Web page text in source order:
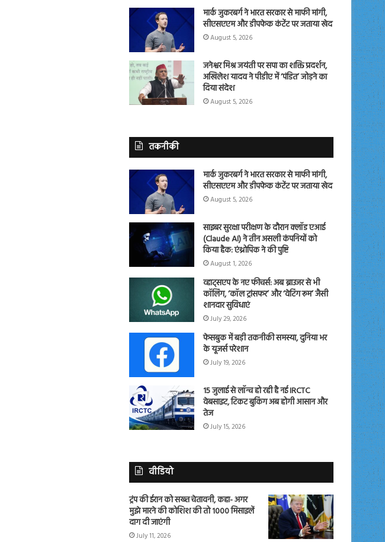
मार्क जुकरबर्ग ने भारत सरकार से माफी मांगी,
सीएसएएम और डीपफेक कंटेंट पर जताया खेद
August 5, 2026
जनेश्वर मिश्र जयंती पर सपा का शक्ति प्रदर्शन,
अखिलेश यादव ने पीडीए में ‘पंडित’ जोड़ने का
दिया संदेश
August 5, 2026
तकनीकी
मार्क जुकरबर्ग ने भारत सरकार से माफी मांगी,
सीएसएएम और डीपफेक कंटेंट पर जताया खेद
August 5, 2026
साइबर सुरक्षा परीक्षण के दौरान क्लॉड एआई
(Claude AI) ने तीन असली कंपनियों को
किया हैक: एंथ्रोपिक ने की पुष्टि
August 1, 2026
व्हाट्सएप के नए फीचर्स: अब ब्राउजर से भी
कॉलिंग, ‘कॉल ट्रांसफर’ और ‘वेटिंग रूम’ जैसी
शानदार सुविधाएं
July 29, 2026
फेसबुक में बड़ी तकनीकी समस्या, दुनिया भर
के यूजर्स परेशान
July 19, 2026
15 जुलाई से लॉन्च हो रही है नई IRCTC
वेबसाइट, टिकट बुकिंग अब होगी आसान और
तेज
July 15, 2026
वीडियो
ट्रंप की ईरान को सख्त चेतावनी, कहा- अगर
मुझे मारने की कोशिश की तो 1000 मिसाइलें
दाग दी जाएंगी
July 11, 2026